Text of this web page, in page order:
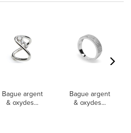
Bague argent
& oxydes...
Bague argent
& oxydes...